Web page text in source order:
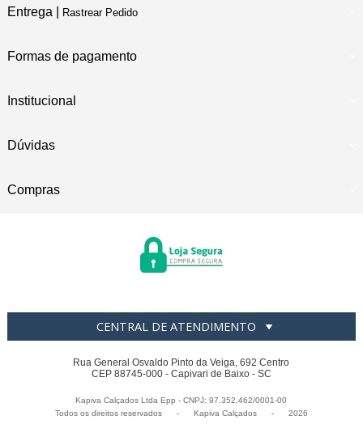
Entrega | Rastrear Pedido
Formas de pagamento
Institucional
Dúvidas
Compras
CENTRAL DE ATENDIMENTO
Rua General Osvaldo Pinto da Veiga, 692 Centro
CEP 88745-000 - Capivari de Baixo - SC
Kapiva Calçados Ltda Epp - CNPJ: 97.352.462/0001-00
Todos os direitos reservados
- Kapiva Calçados - 2026